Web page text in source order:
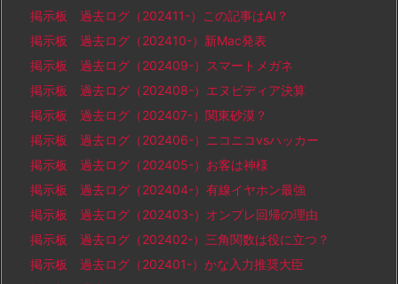
掲示板 過去ログ（202411-）この記事はAI？
掲示板 過去ログ（202410-）新Mac発表
掲示板 過去ログ（202409-）スマートメガネ
掲示板 過去ログ（202408-）エヌビディア決算
掲示板 過去ログ（202407-）関東砂漠？
掲示板 過去ログ（202406-）ニコニコvsハッカー
掲示板 過去ログ（202405-）お客は神様
掲示板 過去ログ（202404-）有線イヤホン最強
掲示板 過去ログ（202403-）オンプレ回帰の理由
掲示板 過去ログ（202402-）三角関数は役に立つ？
掲示板 過去ログ（202401-）かな入力推奨大臣